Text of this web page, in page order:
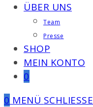
ÜBER UNS
Team
Presse
SHOP
MEIN KONTO
0
0 MENÜ SCHLIESSEN